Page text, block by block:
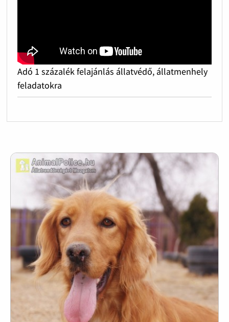
Adó 1 százalék felajánlás állatvédő, állatmenhely
feladatokra